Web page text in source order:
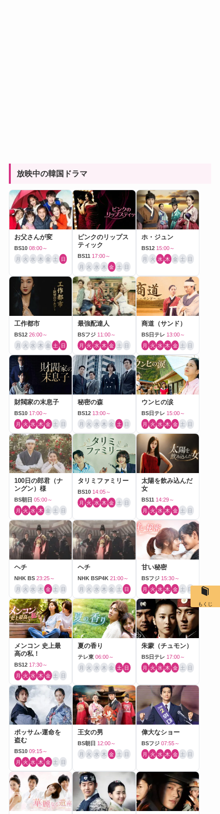
放映中の韓国ドラマ
お父さんが変
BS10 08:00～
月 火 水 木 金 土 日
ピンクのリップス
ティック
BS11 17:00～
月 火 水 木 金 土 日
ホ・ジュン
BS12 15:00～
月 火 水 木 金 土 日
工作都市
BS12 26:00～
月 火 水 木 金 土 日
最強配達人
BSフジ 11:00～
月 火 水 木 金 土 日
商道（サンド）
BS日テレ 13:00～
月 火 水 木 金 土 日
財閥家の末息子
BS10 17:00～
月 火 水 木 金 土 日
秘密の森
BS12 13:00～
月 火 水 木 金 土 日
ウンヒの涙
BS日テレ 15:00～
月 火 水 木 金 土 日
100日の郎君（ナ
ングン）様
BS朝日 05:00～
月 火 水 木 金 土 日
タリミファミリー
BS10 14:05～
月 火 水 木 金 土 日
太陽を飲み込んだ
女
BS11 14:29～
月 火 水 木 金 土 日
ヘチ
NHK BS 23:25～
月 火 水 木 金 土 日
ヘチ
NHK BSP4K 21:00～
月 火 水 木 金 土 日
甘い秘密
BSフジ 15:30～
月 火 水 木 金 土 日
メンコン 史上最
高の私！
BS12 17:30～
月 火 水 木 金 土 日
夏の香り
テレ東 06:00～
月 火 水 木 金 土 日
朱蒙（チュモン）
BS日テレ 17:00～
月 火 水 木 金 土 日
ポッサム-運命を
盗む
BS10 09:15～
月 火 水 木 金 土 日
王女の男
BS朝日 12:00～
月 火 水 木 金 土 日
偉大なショー
BSフジ 07:55～
月 火 水 木 金 土 日
もくじ